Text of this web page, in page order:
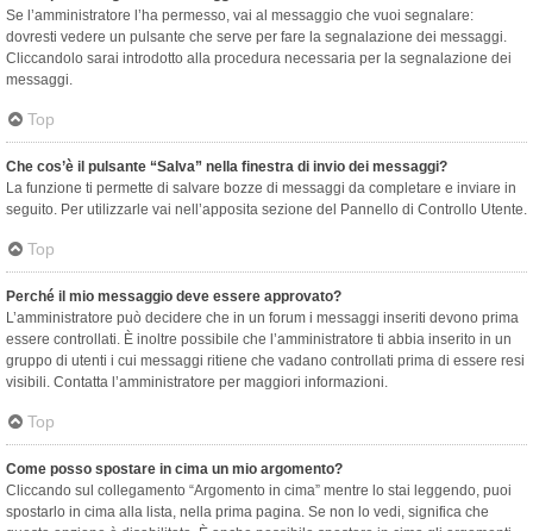
Se l’amministratore l’ha permesso, vai al messaggio che vuoi segnalare:
dovresti vedere un pulsante che serve per fare la segnalazione dei messaggi.
Cliccandolo sarai introdotto alla procedura necessaria per la segnalazione dei
messaggi.
Top
Che cos’è il pulsante “Salva” nella finestra di invio dei messaggi?
La funzione ti permette di salvare bozze di messaggi da completare e inviare in
seguito. Per utilizzarle vai nell’apposita sezione del Pannello di Controllo Utente.
Top
Perché il mio messaggio deve essere approvato?
L’amministratore può decidere che in un forum i messaggi inseriti devono prima
essere controllati. È inoltre possibile che l’amministratore ti abbia inserito in un
gruppo di utenti i cui messaggi ritiene che vadano controllati prima di essere resi
visibili. Contatta l’amministratore per maggiori informazioni.
Top
Come posso spostare in cima un mio argomento?
Cliccando sul collegamento “Argomento in cima” mentre lo stai leggendo, puoi
spostarlo in cima alla lista, nella prima pagina. Se non lo vedi, significa che